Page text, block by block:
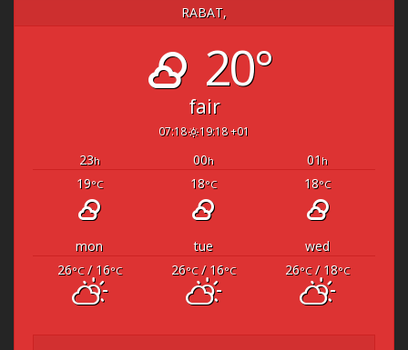
RABAT,
20°
fair
07:18 19:18 +01
23h 00h 01 h
19°C 18°C 18°C
mon tue
wed
26°C/ 16°C 26°C/ 16°C 26°C/ 18°C